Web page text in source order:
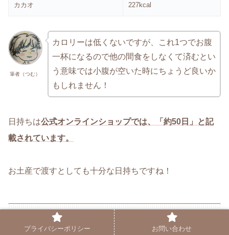
カカオ 227kcal
筆者（つむ）
カロリーは低くないですが、これ1つでお腹
一杯になるので他の間食をしなくて済むとい
う意味では小腹が空いた時にちょうど良いか
もしれません！
日持ちは公式オンラインショップでは、「約50日」と記
載されています。
お土産で渡すとしても十分な日持ちですね！
【魅力はココ！】マロンコロンを購入するメ
リット4選
プライバシーポリシー お問い合わせ